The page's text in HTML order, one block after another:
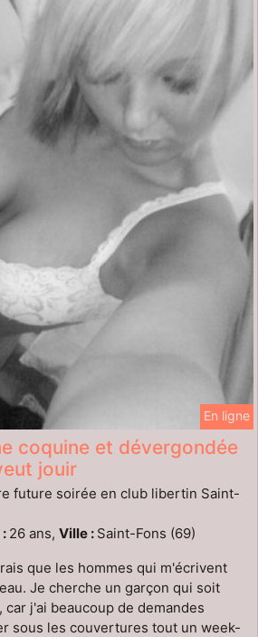
En ligne
coquine et dévergondée
jouir
future soirée en club libertin Saint-
26 ans, Ville : Saint-Fons (69)
que les hommes qui m'écrivent
Je cherche un garçon qui soit
j'ai beaucoup de demandes
sous les couvertures tout un week-